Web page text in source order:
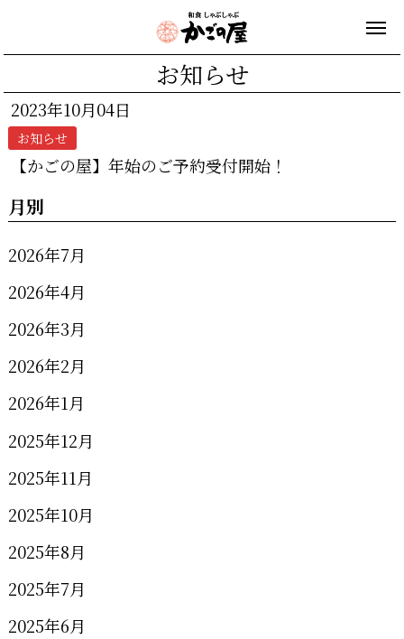
お知らせ
2023年10月04日
お知らせ
【かごの屋】年始のご予約受付開始！
月別
2026年7月
2026年4月
2026年3月
2026年2月
2026年1月
2025年12月
2025年11月
2025年10月
2025年8月
2025年7月
2025年6月